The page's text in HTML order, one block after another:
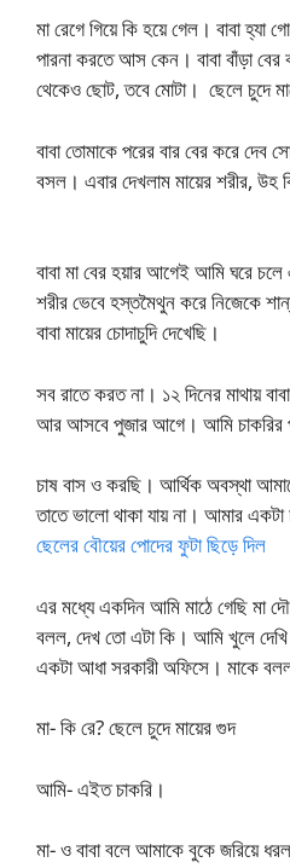
মা রেগে গিয়ে কি হয়ে গেল। বাবা হ্যা
পারনা করতে আস কেন। বাবা বাঁড়া
থেকেও ছোট, তবে মোটা। ছেলে চুদে
বাবা তোমাকে পরের বার বের করে দেব
বসল। এবার দেখলাম মায়ের শরীর, উহ
বাবা মা বের হয়ার আগেই আমি ঘরে
শরীর ভেবে হস্তমৈথুন করে নিজেকে
বাবা মায়ের চোদাচুদি দেখেছি।
সব রাতে করত না। ১২ দিনের মাথায়
আর আসবে পুজার আগে। আমি চাকরির
চাষ বাস ও করছি। আর্থিক অবস্থা
তাতে ভালো থাকা যায় না। আমার
ছেলের বৌয়ের পোদের ফুটা ছিড়ে দিল
এর মধ্যে একদিন আমি মাঠে গেছি মা
বলল, দেখ তো এটা কি। আমি খুলে
একটা আধা সরকারী অফিসে। মাকে
মা- কি রে? ছেলে চুদে মায়ের গুদ
আমি- এইত চাকরি।
মা- ও বাবা বলে আমাকে বুকে জরিয়ে